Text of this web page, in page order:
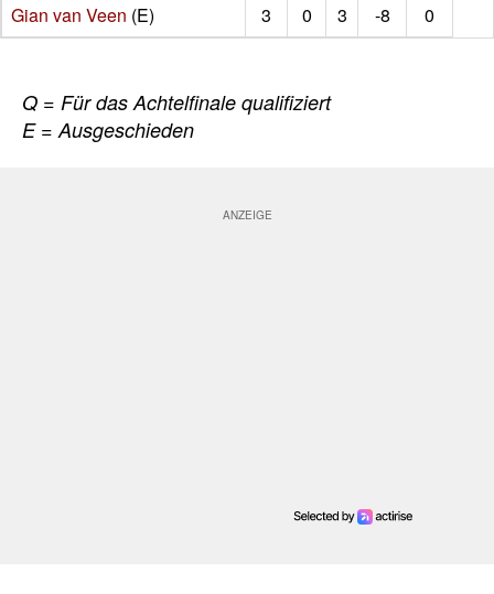
Gian van Veen (E) 3 0 3 -8 0
Q = Für das Achtelfinale qualifiziert
E = Ausgeschieden